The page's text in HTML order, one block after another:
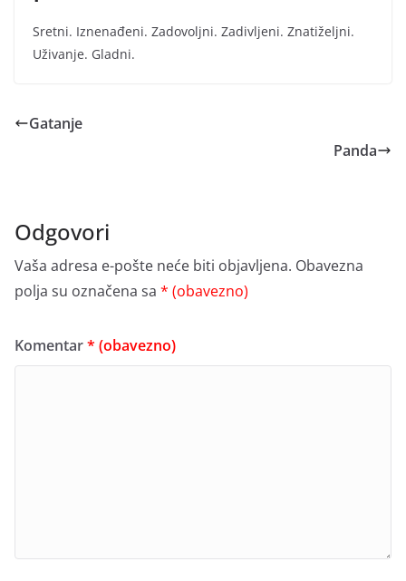
Sretni. Iznenađeni. Zadovoljni. Zadivljeni. Znatiželjni.
Uživanje. Gladni.
Gatanje
Panda
Odgovori
Vaša adresa e-pošte neće biti objavljena. Obavezna
polja su označena sa * (obavezno)
Komentar* (obavezno)